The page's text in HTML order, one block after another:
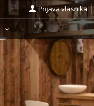
Prijava vlasnika